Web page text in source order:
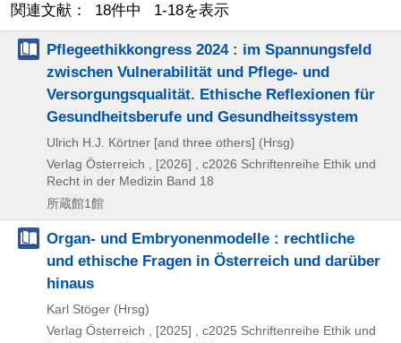
関連文献： 18件中 1-18を表示
Pflegeethikkongress 2024 : im Spannungsfeld
zwischen Vulnerabilität und Pflege- und
Versorgungsqualität. Ethische Reflexionen für
Gesundheitsberufe und Gesundheitssystem
Ulrich H.J. Körtner [and three others] (Hrsg)
Verlag Österreich , [2026] , c2026 Schriftenreihe Ethik und
Recht in der Medizin Band 18
所蔵館1館
Organ- und Embryonenmodelle : rechtliche
und ethische Fragen in Österreich und darüber
hinaus
Karl Stöger (Hrsg)
Verlag Österreich , [2025] , c2025 Schriftenreihe Ethik und